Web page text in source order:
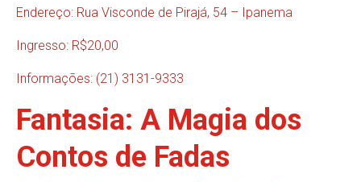
Endereço: Rua Visconde de Pirajá, 54 – Ipanema
Ingresso: R$20,00
Informações: (21) 3131-9333
Fantasia: A Magia dos
Contos de Fadas